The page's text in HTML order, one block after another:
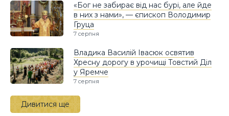
«Бог не забирає від нас бурі, але йде
в них з нами», — єпископ Володимир
Груца
7 серпня
Владика Василій Івасюк освятив
Хресну дорогу в урочищі Товстий Діл
у Яремче
7 серпня
Дивитися ще